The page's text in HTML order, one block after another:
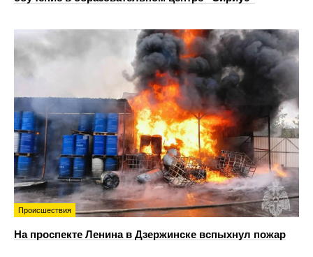
Происшествия
На проспекте Ленина в Дзержинске вспыхнул пожар